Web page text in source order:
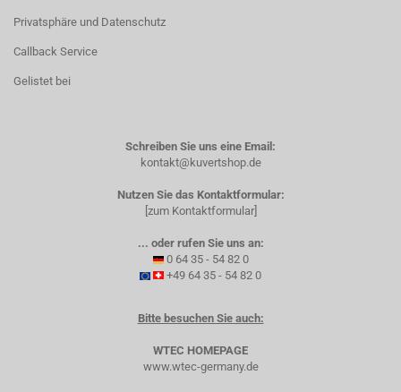
Privatsphäre und Datenschutz
Callback Service
Gelistet bei
Schreiben Sie uns eine Email:
kontakt@kuvertshop.de
Nutzen Sie das Kontaktformular:
[zum Kontaktformular]
... oder rufen Sie uns an:
0 64 35 - 54 82 0
+49 64 35 - 54 82 0
Bitte besuchen Sie auch:
WTEC HOMEPAGE
www.wtec-germany.de